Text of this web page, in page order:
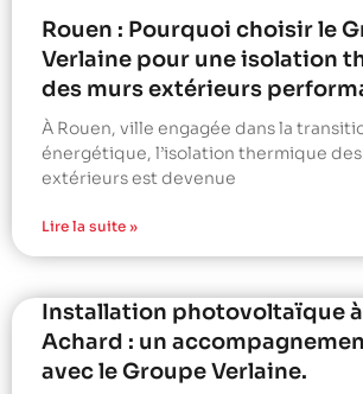
Rouen : Pourquoi choisir le
Verlaine pour une isolation
des murs extérieurs
À Rouen, ville engagée dans la
énergétique, l’isolation thermique
extérieurs est devenue
Lire la suite »
Installation photovoltaïque
Achard : un
avec le Groupe Verlaine.